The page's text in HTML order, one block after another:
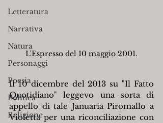
Letteratura
Narrativa
Natura
Personaggi
Poesia
Politica
Religione
L'Espresso del 10 maggio 2001.
Il 10 dicembre del 2013 su "Il Fatto
Quotidiano" leggevo una sorta di
appello di tale Januaria Piromallo a
Violetta per una riconciliazione con